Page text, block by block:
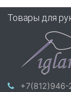
Товары для